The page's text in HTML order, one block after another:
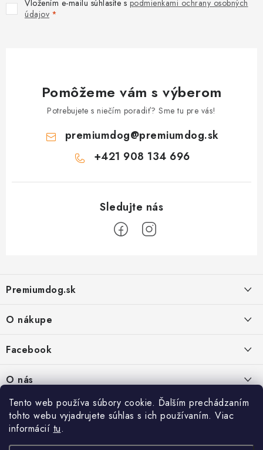
Tento web používa súbory cookie. Ďalším prechádzaním
tohto webu vyjadrujete súhlas s ich používaním. Viac
informácií tu.
Vložením e-mailu súhlasíte s podmienkami ochrany osobných
údajov
Pomôžeme vám s výberom
Potrebujete s niečím poradiť? Sme tu pre vás!
premiumdog@premiumdog.sk
+421 908 134 696
p
ä
Premiumdog.sk
PREDAJŇA:
Petőfiho 65
Štúrovo 943 01
Po-Pia - 8:00-18:00
O nákupe
Ochrana osobných údajov
Vrátanie tovaru
Reklamácie
Facebook
O nás
Kontakty
Prečo nakúpiť u nás
Predajňa